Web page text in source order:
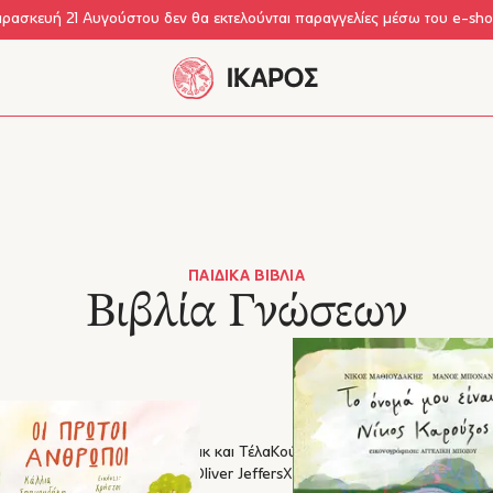
21 Αυγούστου δεν θα εκτελούνται παραγγελίες μέσω του e-
ΠΑΙΔΙΚΆ ΒΙΒΛΊΑ
Βιβλία Γνώσεων
Το όνομά μου είναι... Τικ και Τέλα Κούκου-τσα Ο Νόι και η φάλαινα
και ΑρκούδαΝιαρ Νουάρ Oliver JeffersΧριστουγεννιάτικα Μαξ & Λόη,